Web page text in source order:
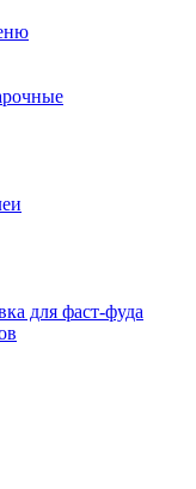
для фаст-фуда